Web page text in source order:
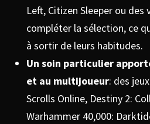
Left, Citizen Sleeper ou des
compléter la sélection, ce
à sortir de leurs habitudes.
Un soin particulier
et au multijoueur: des
Scrolls Online, Destiny 2:
Warhammer 40,000: